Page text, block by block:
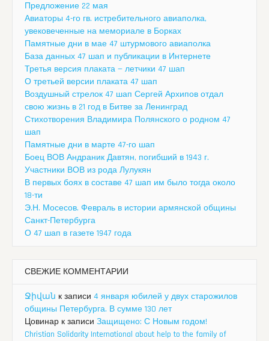
Предложение 22 мая
Авиаторы 4-го гв. истребительного авиаполка,
увековеченные на мемориале в Борках
Памятные дни в мае 47 штурмового авиаполка
База данных 47 шап и публикации в Интернете
Третья версия плаката — летчики 47 шап
О третьей версии плаката 47 шап
Воздушный стрелок 47 шап Сергей Архипов отдал
свою жизнь в 21 год в Битве за Ленинград
Стихотворения Владимира Полянского о родном 47
шап
Памятные дни в марте 47-го шап
Боец ВОВ Андраник Давтян, погибший в 1943 г.
Участники ВОВ из рода Лулукян
В первых боях в составе 47 шап им было тогда около
18-ти
Э.Н. Мосесов. Февраль в истории армянской общины
Санкт-Петербурга
О 47 шап в газете 1947 года
СВЕЖИЕ КОММЕНТАРИИ
Ջիվան к записи 4 января юбилей у двух старожилов
общины Петербурга. В сумме 130 лет
Цовинар к записи Защищено: С Новым годом!
Christian Solidarity International about help to the family of